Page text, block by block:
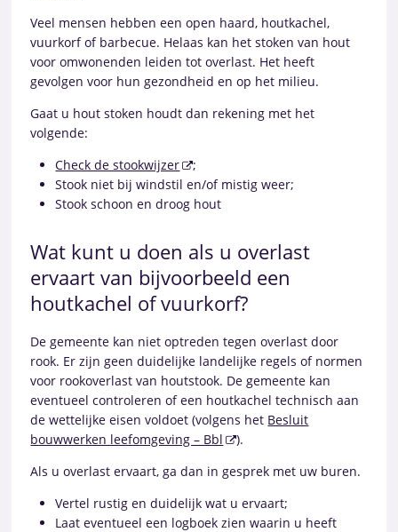
Veel mensen hebben een open haard, houtkachel,
vuurkorf of barbecue. Helaas kan het stoken van hout
voor omwonenden leiden tot overlast. Het heeft
gevolgen voor hun gezondheid en op het milieu.
Gaat u hout stoken houdt dan rekening met het
volgende:
Check de stookwijzer
;
Stook niet bij windstil en/of mistig weer;
Stook schoon en droog hout
Wat kunt u doen als u overlast
ervaart van bijvoorbeeld een
houtkachel of vuurkorf?
De gemeente kan niet optreden tegen overlast door
rook. Er zijn geen duidelijke landelijke regels of normen
voor rookoverlast van houtstook. De gemeente kan
eventueel controleren of een houtkachel technisch aan
de wettelijke eisen voldoet (volgens het Besluit
bouwwerken leefomgeving – Bbl
).
Als u overlast ervaart, ga dan in gesprek met uw buren.
Vertel rustig en duidelijk wat u ervaart;
Laat eventueel een logboek zien waarin u heeft